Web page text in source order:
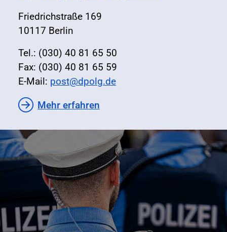
Friedrichstraße 169
10117 Berlin
Tel.: (030) 40 81 65 50
Fax: (030) 40 81 65 59
E-Mail: post@dpolg.de
Mehr erfahren